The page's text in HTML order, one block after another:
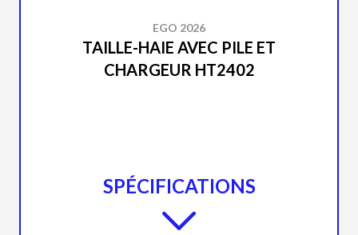
EGO 2026
TAILLE-HAIE AVEC PILE ET
CHARGEUR HT2402
SPÉCIFICATIONS